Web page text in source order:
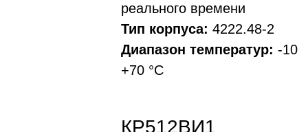
реального времени
Тип корпуса: 4222.48-2
Диапазон температур: -10
+70 °C
КР512ВИ1